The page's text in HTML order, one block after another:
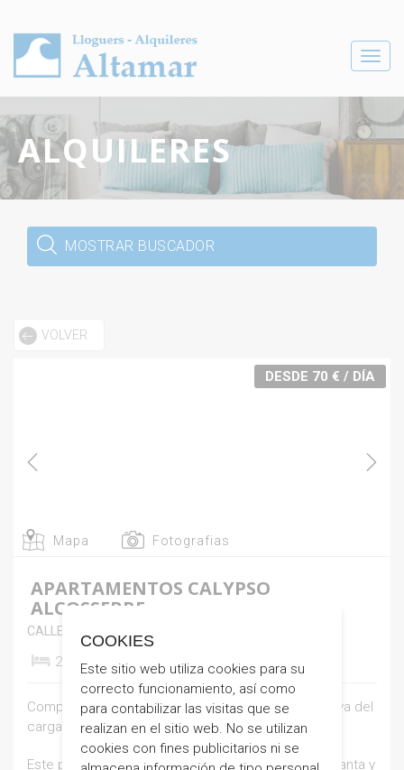
Toggle
ALQUILERES
MOSTRAR BUSCADOR
VOLVER
DESDE 70 € / DÍA
Mapa Fotografias
APARTAMENTOS CALYPSO
ALCOSSEBRE
CALLE ALCALA 5 - ALCOSSEBRE
2 Habitaciones 1 Baños
Complejo situado en segunda línea a 50m de la playa del
cargador y en pleno centro urbano de Alcossebre.
Este precioso apartamento reformado es una 1º planta y
COOKIES
Este sitio web utiliza cookies para su
correcto funcionamiento, así como
para contabilizar las visitas que se
realizan en el sitio web. No se utilizan
cookies con fines publicitarios ni se